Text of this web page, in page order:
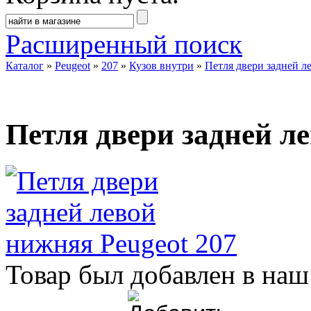
Расширенный поиск
Каталог » Peugeot » 207 » Кузов внутри » Петля двери задней
Петля двери задней
Товар был добавлен в